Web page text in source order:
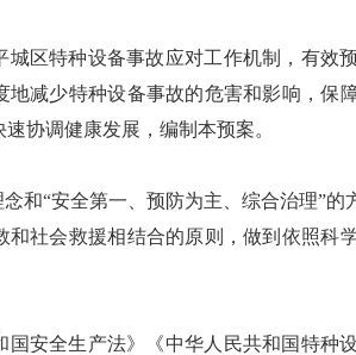
城区特种设备事故应对工作机制，有效
地减少特种设备事故的危害和影响，保
协调健康发展，编制本预案。
念和“安全第一、预防为主、综合治理”
和社会救援相结合的原则，做到依照科
国安全生产法》《中华人民共和国特种